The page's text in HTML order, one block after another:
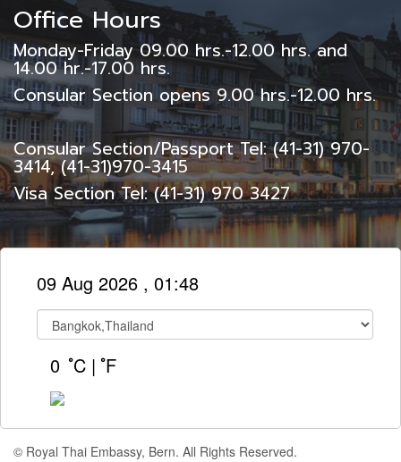
Office Hours
Monday-Friday 09.00 hrs.-12.00 hrs. and
14.00 hr.-17.00 hrs.
Consular Section opens 9.00 hrs.-12.00 hrs.
Consular Section/Passport Tel: (41-31) 970-
3414, (41-31)970-3415
Visa Section Tel: (41-31) 970 3427
09 Aug 2026 , 01:48
0 ํC | ํF
© Royal Thai Embassy, Bern. All Rights Reserved.